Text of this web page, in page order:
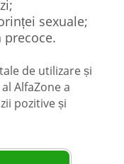
sexuale;
precoce.
de utilizare și
AlfaZone a
pozitive și